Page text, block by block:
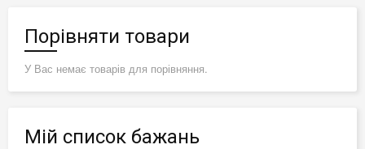
Порівняти товари
У Вас немає товарів для порівняння.
Мій список бажань